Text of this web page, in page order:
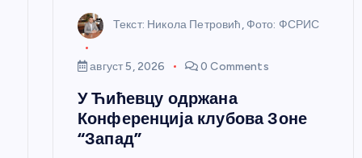
Текст: Никола Петровић, Фото: ФСРИС
август 5, 2026 0 Comments
У Ћићевцу одржана
Конференција клубова Зоне
“Запад”